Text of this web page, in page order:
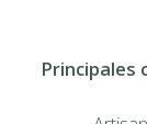
Principales